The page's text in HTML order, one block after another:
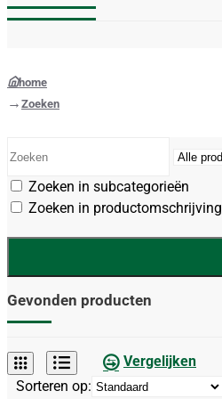
home
Zoeken
Zoeken in subcategorieën
Zoeken in productomschrijving
Gevonden producten
Vergelijken
Sorteren op: